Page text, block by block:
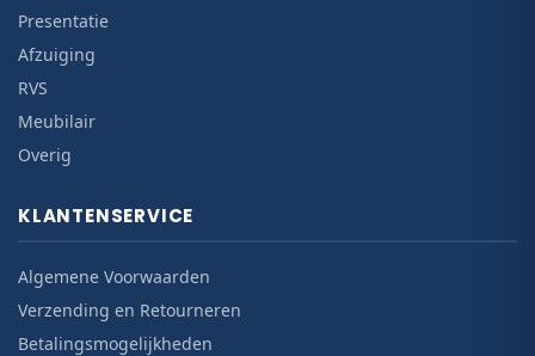
Presentatie
Afzuiging
RVS
Meubilair
Overig
KLANTENSERVICE
Algemene Voorwaarden
Verzending en Retourneren
Betalingsmogelijkheden